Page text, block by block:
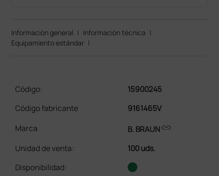
Información general | Información técnica |
Equipamiento estándar |
Código:
15900245
Código fabricante
9161465V
Marca
B. BRAUNlink
Unidad de venta:
100 uds.
Disponibilidad: